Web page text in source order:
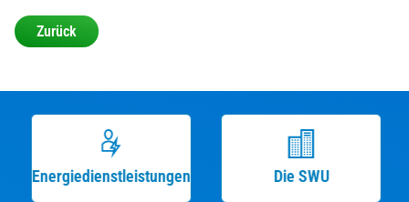
Zurück
Energiedienstleistungen Die SWU